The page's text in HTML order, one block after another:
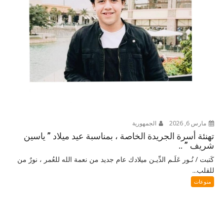
مارس 6, 2026 الجمهورية
تهنئة أسرة الجريدة الخاصة ، بمناسبة عيد ميلاد ” ياسين
شريف ” ..
كَتبت / نُـور عَلَـم الدِّيـن ميلادك عام جديد من نعمة الله للعُمر ، نورٌ من
للقلب...
منوعات